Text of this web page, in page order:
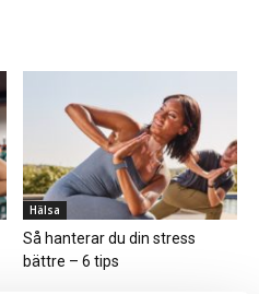
Hälsa
Så hanterar du din stress
bättre – 6 tips